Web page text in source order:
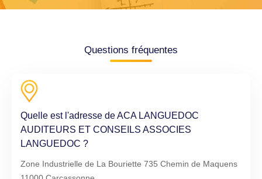
Questions fréquentes
Quelle est l'adresse de ACA LANGUEDOC
AUDITEURS ET CONSEILS ASSOCIES
LANGUEDOC ?
Zone Industrielle de La Bouriette 735 Chemin de Maquens